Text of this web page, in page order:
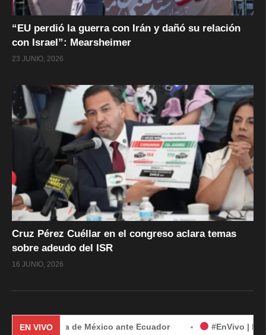
“EU perdió la guerra con Irán y dañó su relación
con Israel”: Mearsheimer
23 JUNIO, 2026
Cruz Pérez Cuéllar en el congreso aclara temas
sobre adeudo del ISR
16 JUNIO, 2026
EN VIVO
de México ante Ecuador #EnVivo | Demanda de